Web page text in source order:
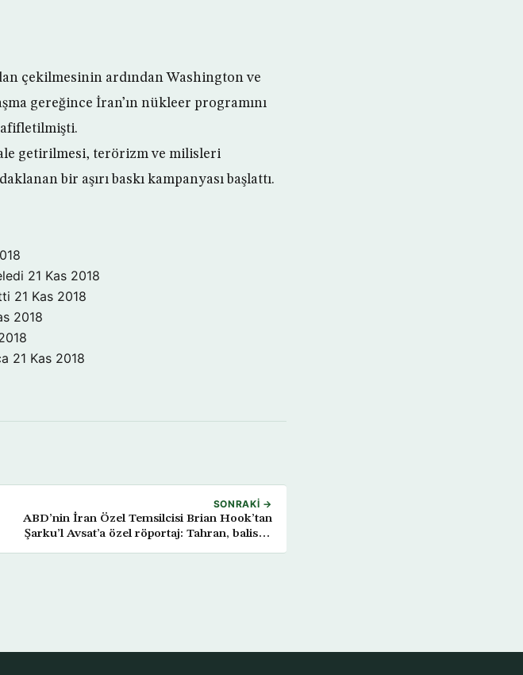
çekilmesinin ardından Washington ve
gereğince İran’ın nükleer programını
getirilmesi, terörizm ve milisleri
bir aşırı baskı kampanyası başlattı.
21 Kas 2018
21 Kas 2018
2018
21 Kas 2018
SONRAKI →
ABD’nin İran Özel Temsilcisi Brian Hook’tan
Şarku’l Avsat’a özel röportaj: Tahran, balistik